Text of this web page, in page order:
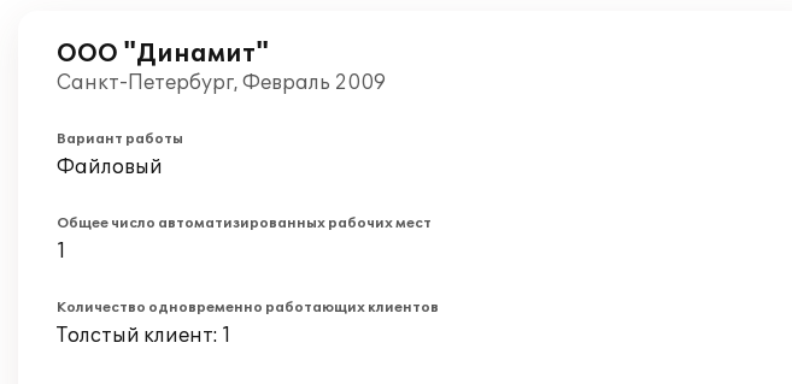
ООО "Динамит"
Санкт-Петербург, Февраль 2009
Вариант работы
Файловый
Общее число автоматизированных рабочих мест
1
Количество одновременно работающих клиентов
Толстый клиент: 1